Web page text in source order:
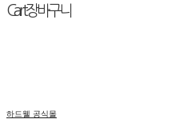
Cart장바구니
하드웰 공식몰